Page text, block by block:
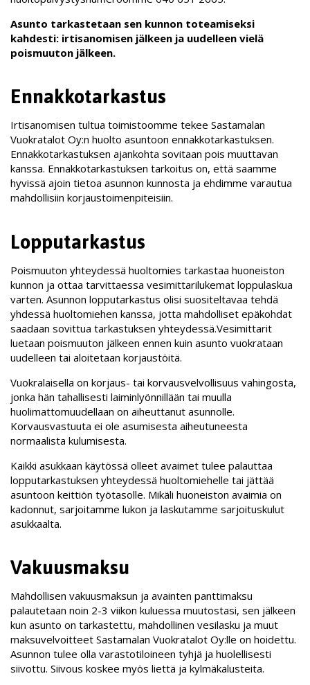
Asunto tarkastetaan sen kunnon toteamiseksi
kahdesti: irtisanomisen jälkeen ja uudelleen vielä
poismuuton jälkeen.
Ennakkotarkastus
Irtisanomisen tultua toimistoomme tekee Sastamalan
Vuokratalot Oy:n huolto asuntoon ennakkotarkastuksen.
Ennakkotarkastuksen ajankohta sovitaan pois muuttavan
kanssa. Ennakkotarkastuksen tarkoitus on, että saamme
hyvissä ajoin tietoa asunnon kunnosta ja ehdimme varautua
mahdollisiin korjaustoimenpiteisiin.
Lopputarkastus
Poismuuton yhteydessä huoltomies tarkastaa huoneiston
kunnon ja ottaa tarvittaessa vesimittarilukemat loppulaskua
varten. Asunnon lopputarkastus olisi suositeltavaa tehdä
yhdessä huoltomiehen kanssa, jotta mahdolliset epäkohdat
saadaan sovittua tarkastuksen yhteydessä.Vesimittarit
luetaan poismuuton jälkeen ennen kuin asunto vuokrataan
uudelleen tai aloitetaan korjaustöitä.
Vuokralaisella on korjaus- tai korvausvelvollisuus vahingosta,
jonka hän tahallisesti laiminlyönnillään tai muulla
huolimattomuudellaan on aiheuttanut asunnolle.
Korvausvastuuta ei ole asumisesta aiheutuneesta
normaalista kulumisesta.
Kaikki asukkaan käytössä olleet avaimet tulee palauttaa
lopputarkastuksen yhteydessä huoltomiehelle tai jättää
asuntoon keittiön työtasolle. Mikäli huoneiston avaimia on
kadonnut, sarjoitamme lukon ja laskutamme sarjoituskulut
asukkaalta.
Vakuusmaksu
Mahdollisen vakuusmaksun ja avainten panttimaksu
palautetaan noin 2-3 viikon kuluessa muutostasi, sen jälkeen
kun asunto on tarkastettu, mahdollinen vesilasku ja muut
maksuvelvoitteet Sastamalan Vuokratalot Oy:lle on hoidettu.
Asunnon tulee olla varastotiloineen tyhjä ja huolellisesti
siivottu. Siivous koskee myös liettä ja kylmäkalusteita.